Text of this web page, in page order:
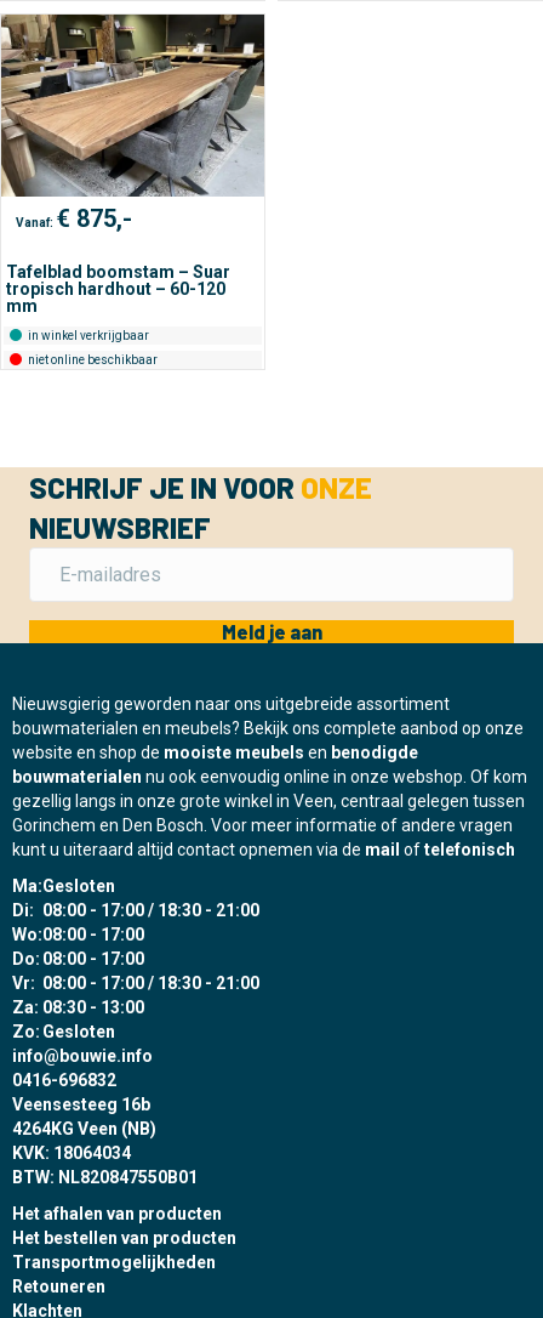
Vanaf: € 875,-
Tafelblad boomstam – Suar
tropisch hardhout – 60-120
mm
in winkel verkrijgbaar
niet online beschikbaar
SCHRIJF JE IN VOOR ONZE
NIEUWSBRIEF
Meld je aan
Nieuwsgierig geworden naar ons uitgebreide assortiment
bouwmaterialen en meubels? Bekijk ons complete aanbod op onze
website en shop de mooiste meubels en benodigde
bouwmaterialen nu ook eenvoudig online in onze webshop. Of kom
gezellig langs in onze grote winkel in Veen, centraal gelegen tussen
Gorinchem en Den Bosch. Voor meer informatie of andere vragen
kunt u uiteraard altijd contact opnemen via de mail oftelefonisch
Ma:Gesloten
Di: 08:00 - 17:00 / 18:30 - 21:00
Wo:08:00 - 17:00
Do: 08:00 - 17:00
Vr: 08:00 - 17:00 / 18:30 - 21:00
Za: 08:30 - 13:00
Zo: Gesloten
info@bouwie.info
0416-696832
Veensesteeg 16b
4264KG Veen (NB)
KVK: 18064034
BTW: NL820847550B01
Het afhalen van producten
Het bestellen van producten
Transportmogelijkheden
Retouneren
Klachten